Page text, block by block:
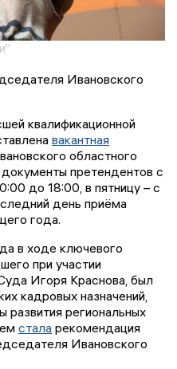
Ивановского
квалификационной
вакантная
областного
претендентов с
до 18:00, в пятницу – с
день приёма
года.
в ходе ключевого
при участии
Игоря Краснова, был
кадровых назначений,
развития региональных
стала рекомендация
Ивановского